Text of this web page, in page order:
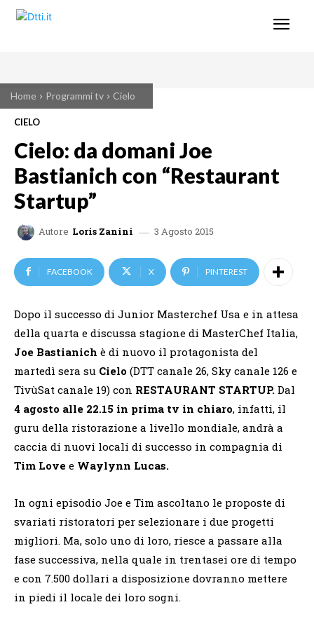
Home Programmi tv Cielo
CIELO
Cielo: da domani Joe
Bastianich con “Restaurant
Startup”
Autore Loris Zanini 3 Agosto 2015
FACEBOOK X PINTEREST
Dopo il successo di Junior Masterchef Usa e in attesa
della quarta e discussa stagione di MasterChef Italia,
Joe Bastianich è di nuovo il protagonista del
martedì sera su Cielo (DTT canale 26, Sky canale 126 e
TivùSat canale 19) con RESTAURANT STARTUP. Dal
4 agosto alle 22.15 in prima tv in chiaro, infatti, il
guru della ristorazione a livello mondiale, andrà a
caccia di nuovi locali di successo in compagnia di
Tim Love e Waylynn Lucas.
In ogni episodio Joe e Tim ascoltano le proposte di
svariati ristoratori per selezionare i due progetti
migliori. Ma, solo uno di loro, riesce a passare alla
fase successiva, nella quale in trentasei ore di tempo
e con 7.500 dollari a disposizione dovranno mettere
in piedi il locale dei loro sogni.